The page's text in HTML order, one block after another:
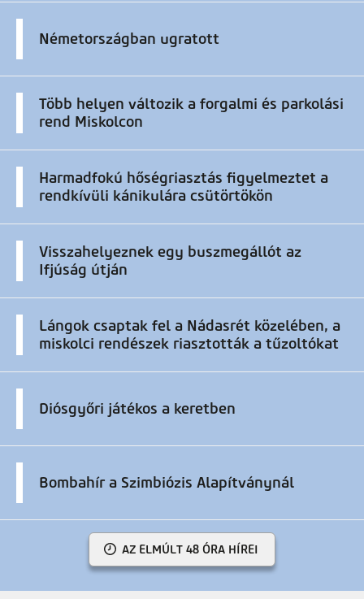
Németországban ugratott
Több helyen változik a forgalmi és parkolási
rend Miskolcon
Harmadfokú hőségriasztás figyelmeztet a
rendkívüli kánikulára csütörtökön
Visszahelyeznek egy buszmegállót az
Ifjúság útján
Lángok csaptak fel a Nádasrét közelében, a
miskolci rendészek riasztották a tűzoltókat
Diósgyőri játékos a keretben
Bombahír a Szimbiózis Alapítványnál
AZ ELMÚLT 48 ÓRA HÍREI